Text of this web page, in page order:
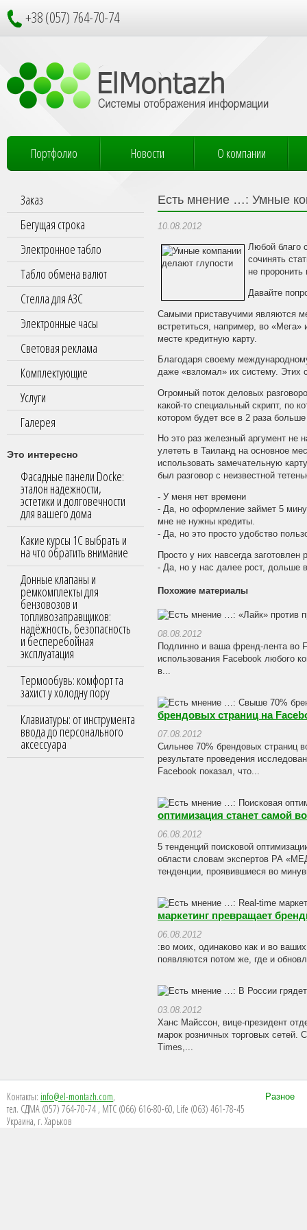
+38 (057) 764-70-74
Портфолио Новости О компании
Заказ
Бегущая строка
Электронное табло
Табло обмена валют
Стелла для АЗС
Электронные часы
Световая реклама
Комплектующие
Услуги
Галерея
Это интересно
Фасадные панели Docke:
эталон надежности,
эстетики и долговечности
для вашего дома
Какие курсы 1С выбрать и
на что обратить внимание
Донные клапаны и
ремкомплекты для
бензовозов и
топливозаправщиков:
надёжность, безопасность
и бесперебойная
эксплуатация
Термообувь: комфорт та
захист у холодну пору
Клавиатуры: от инструмента
ввода до персонального
аксессуара
Есть мнение …: Умные
10.08.2012
Любой благо
сочинять
не
Давайте
Самыми приставучими являются
встретиться, например, во
месте кредитную карту.
Благодаря своему
даже «взломал» их систему. Этих
Огромный поток деловых
какой-то специальный скрипт, по
котором будет все в 2 раза
Но это раз железный аргумент не
улететь в Таиланд на основное
использовать замечательную
был разговор с неизвестной
- У меня нет времени
- Да, но оформление займет 5
мне не нужны кредиты.
- Да, но это просто удобство
Просто у них навсегда
- Да, но у нас далее рост, дольше
Похожие материалы
08.08.2012
Подлинно и ваша френд-лента во
использования Facebook любого
в...
брендовых страниц на
07.08.2012
Сильнее 70% брендовых страниц
результате проведения
Facebook показал, что...
оптимизация станет самой
06.08.2012
5 тенденций поисковой
области словам экспертов РА
тенденции, проявившиеся во
маркетинг превращает
06.08.2012
:во моих, одинаково как и во
появляются потом же, где и
03.08.2012
Ханс Майссон, вице-президент
марок розничных торговых сетей.
Times,...
Контакты: info@el-montazh.com,
тел. СДМА (057) 764-70-74 , МТС (066) 616-80-60, Life (063) 461-78-45
Украина, г. Харьков
Разное